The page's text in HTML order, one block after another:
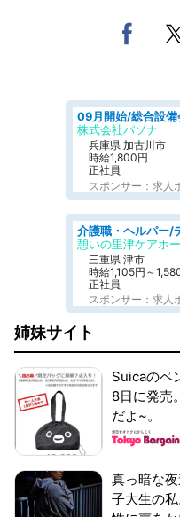
株式会社パソナ
兵庫県 加古川市
時給1,800円
正社員
スポンサー：求人
憩いの里津ケアホ
三重県 津市
時給1,105円～
正社員
スポンサー：求人
姉妹サイト
Suicaのペ
8日に発売
だよ~。
真っ暗な
子大生の